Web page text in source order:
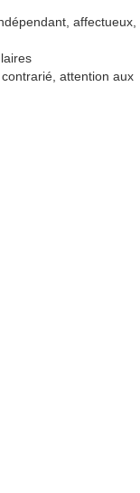
affectueux,
attention aux